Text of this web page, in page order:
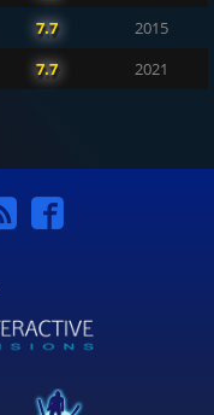
7.7 2015
7.7 2021